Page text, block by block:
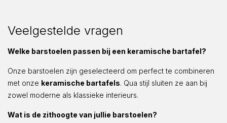
Veelgestelde vragen
Welke barstoelen passen bij een keramische bartafel?
Onze barstoelen zijn geselecteerd om perfect te combineren
met onze keramische bartafels. Qua stijl sluiten ze aan bij
zowel moderne als klassieke interieurs.
Wat is de zithoogte van jullie barstoelen?